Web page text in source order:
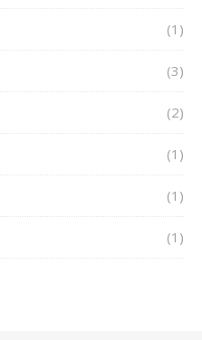
(1)
(3)
(2)
(1)
(1)
(1)